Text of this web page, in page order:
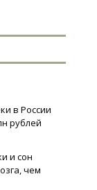
в России
рублей
и сон
чем